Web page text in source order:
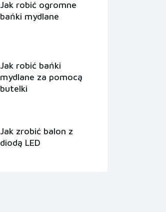
Jak robić ogromne
bańki mydlane
Jak robić bańki
mydlane za pomocą
butelki
Jak zrobić balon z
diodą LED